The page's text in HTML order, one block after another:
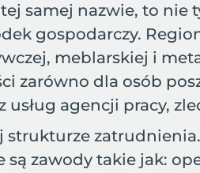
samej nazwie, to
gospodarczy.
meblarskiej i
zarówno dla osób
usług agencji pracy,
strukturze
zawody takie jak: